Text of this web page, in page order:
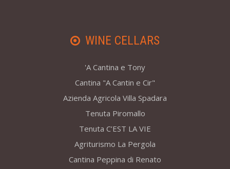
WINE CELLARS
'A Cantina e Tony
Cantina "A Cantin e Cir"
Azienda Agricola Villa Spadara
Tenuta Piromallo
Tenuta C’EST LA VIE
Agriturismo La Pergola
Cantina Peppina di Renato